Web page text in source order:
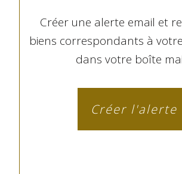
Créer une alerte email et
biens correspondants à
dans votre boîte
Créer l'alerte